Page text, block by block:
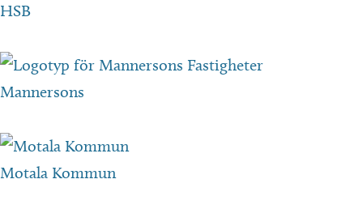
HSB
Mannersons
Motala Kommun